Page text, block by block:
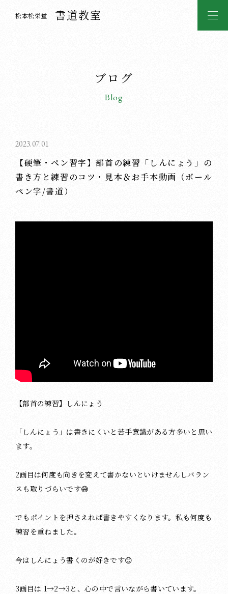
松本松栄堂 書道教室
ブログ
Blog
2023.07.01
【硬筆・ペン習字】部首の練習「しんにょう」の
書き方と練習のコツ・見本＆お手本動画（ボール
ペン字/書道）
【部首の練習】しんにょう
「しんにょう」は書きにくいと苦手意識がある方多いと思い
ます。
2画目は何度も向きを変えて書かないといけませんしバラン
スも取りづらいです😅
でもポイントを押さえれば書きやすくなります。私も何度も
練習を重ねました。
今はしんにょう書くのが好きです😊
3画目は 1→2→3と、心の中で言いながら書いています。